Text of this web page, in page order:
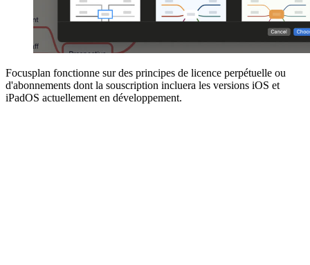
Focusplan fonctionne sur des principes de licence perpétuelle ou
d'abonnements dont la souscription incluera les versions iOS et
iPadOS actuellement en développement.